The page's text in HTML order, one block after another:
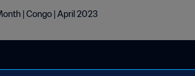
| Congo | April 2023